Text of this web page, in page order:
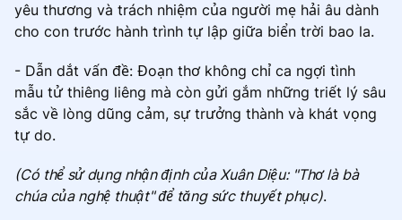
yêu thương và trách nhiệm của người mẹ hải âu dành
cho con trước hành trình tự lập giữa biển trời bao la.
- Dẫn dắt vấn đề: Đoạn thơ không chỉ ca ngợi tình
mẫu tử thiêng liêng mà còn gửi gắm những triết lý sâu
sắc về lòng dũng cảm, sự trưởng thành và khát vọng
tự do.
(Có thể sử dụng nhận định của Xuân Diệu: "Thơ là bà
chúa của nghệ thuật" để tăng sức thuyết phục).